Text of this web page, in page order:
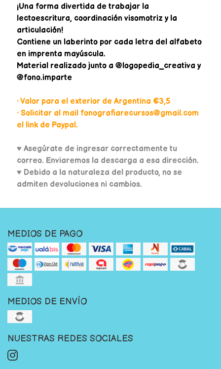
¡Una forma divertida de trabajar la
lectoescritura, coordinación visomotriz y la
articulación!
Contiene un laberinto por cada letra del alfabeto
en imprenta mayúscula.
Material realizado junto a @logopedia_creativa y
@fono.imparte
• Valor para el exterior de Argentina €3,5
• Solicitar al mail fonografiarecursos@gmail.com
el link de Paypal.
♥ Asegúrate de ingresar correctamente tu
correo. Enviaremos la descarga a esa dirección.
♥ Debido a la naturaleza del producto, no se
admiten devoluciones ni cambios.
MEDIOS DE PAGO
MEDIOS DE ENVÍO
NUESTRAS REDES SOCIALES